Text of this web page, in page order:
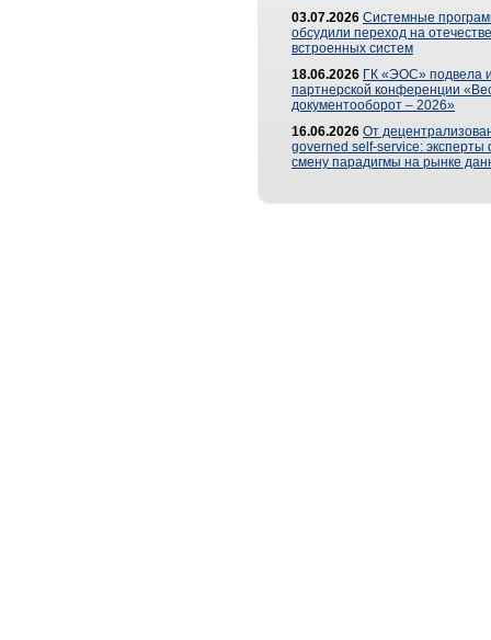
03.07.2026 Системные
обсудили переход на
встроенных систем
18.06.2026 ГК «ЭОС» подвела
партнерской конференции
документооборот – 2026»
16.06.2026 От
governed self-service: эксперты
смену парадигмы на рынке